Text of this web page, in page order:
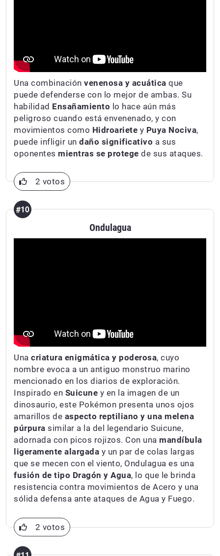
Una combinación venenosa y acuática que
puede defenderse con lo mejor de ambas. Su
habilidad Ensañamiento lo hace aún más
peligroso cuando está envenenado, y con
movimientos como Hidroariete y Puya Nociva,
puede infligir un daño significativo a sus
oponentes mientras se protege de sus ataques.
2 votos
#10
Ondulagua
Una criatura enigmática y poderosa, cuyo
nombre evoca a un antiguo monstruo marino
mencionado en los diarios de exploración.
Inspirado en Suicune y en la imagen de un
dinosaurio, este Pokémon presenta unos ojos
amarillos de aspecto reptiliano y una melena
púrpura similar a la del legendario Suicune,
adornada con picos rojizos. Con una mandíbula
ligeramente alargada y un par de colas largas
que se mecen con el viento, Ondulagua es una
fusión de tipo Dragón y Agua, lo que le brinda
resistencia contra movimientos de Acero y una
sólida defensa ante ataques de Agua y Fuego.
2 votos